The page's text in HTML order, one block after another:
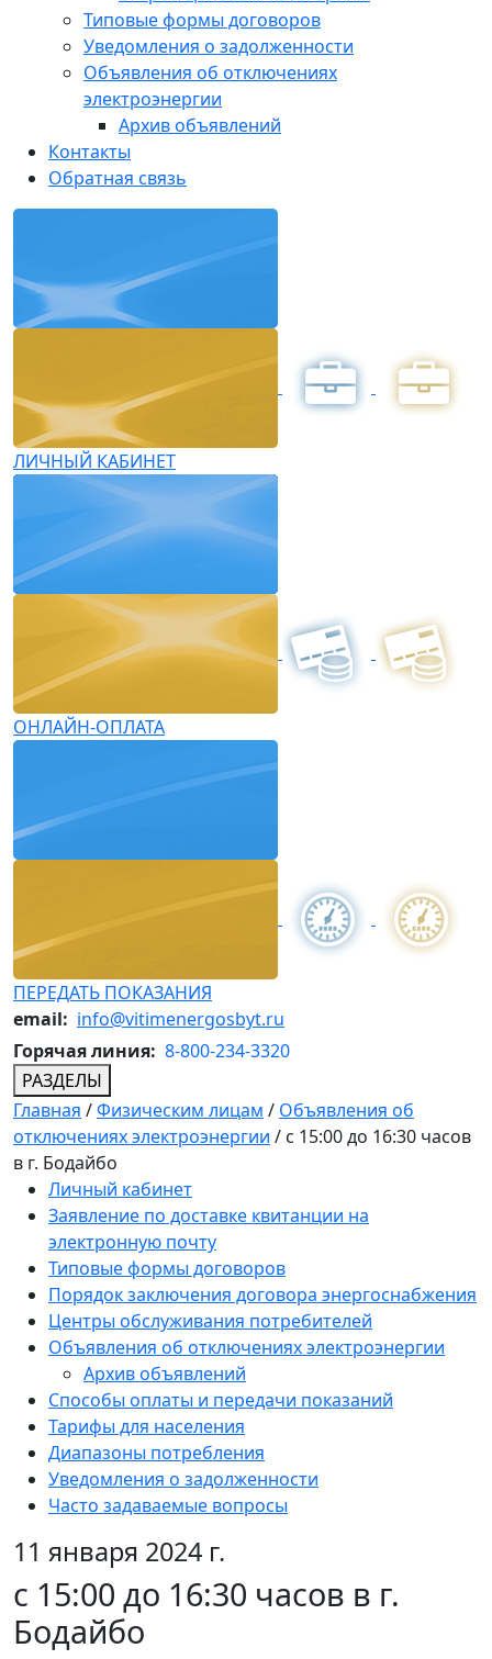
Типовые формы договоров
Уведомления о задолженности
Объявления об отключениях
электроэнергии
Архив объявлений
Контакты
Обратная связь
ЛИЧНЫЙ КАБИНЕТ
ОНЛАЙН-ОПЛАТА
ПЕРЕДАТЬ ПОКАЗАНИЯ
email: info@vitimenergosbyt.ru
Горячая линия: 8-800-234-3320
РАЗДЕЛЫ
Главная /Физическим лицам / Объявления об
отключениях электроэнергии / с 15:00 до 16:30 часов
в г. Бодайбо
Личный кабинет
Заявление по доставке квитанции на
электронную почту
Типовые формы договоров
Порядок заключения договора энергоснабжения
Центры обслуживания потребителей
Объявления об отключениях электроэнергии
Архив объявлений
Способы оплаты и передачи показаний
Тарифы для населения
Диапазоны потребления
Уведомления о задолженности
Часто задаваемые вопросы
11 января 2024 г.
с 15:00 до 16:30 часов в г.
Бодайбо